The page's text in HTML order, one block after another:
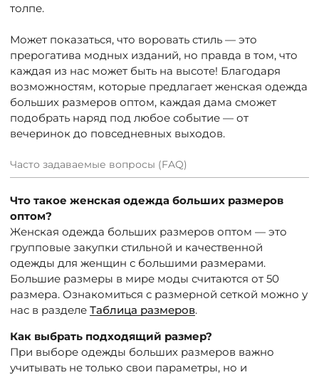
толпе.
Может показаться, что воровать стиль — это
прерогатива модных изданий, но правда в том, что
каждая из нас может быть на высоте! Благодаря
возможностям, которые предлагает женская одежда
больших размеров оптом, каждая дама сможет
подобрать наряд под любое событие — от
вечеринок до повседневных выходов.
Часто задаваемые вопросы (FAQ)
Что такое женская одежда больших размеров
оптом?
Женская одежда больших размеров оптом — это
групповые закупки стильной и качественной
одежды для женщин с большими размерами.
Большие размеры в мире моды считаются от 50
размера. Ознакомиться с размерной сеткой можно у
нас в разделе Таблица размеров.
Как выбрать подходящий размер?
При выборе одежды больших размеров важно
учитывать не только свои параметры, но и